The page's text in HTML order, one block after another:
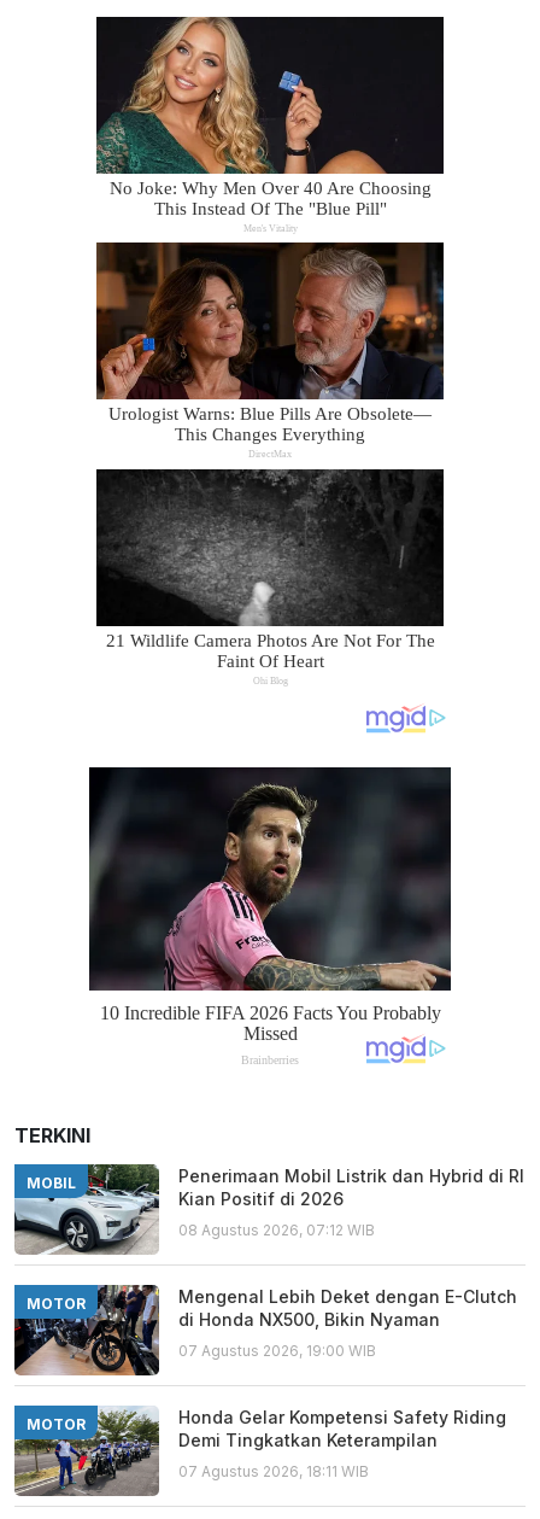
TERKINI
MOBIL
Penerimaan Mobil Listrik dan Hybrid di RI
Kian Positif di 2026
08 Agustus 2026, 07:12 WIB
MOTOR
Mengenal Lebih Deket dengan E-Clutch
di Honda NX500, Bikin Nyaman
07 Agustus 2026, 19:00 WIB
MOTOR
Honda Gelar Kompetensi Safety Riding
Demi Tingkatkan Keterampilan
07 Agustus 2026, 18:11 WIB